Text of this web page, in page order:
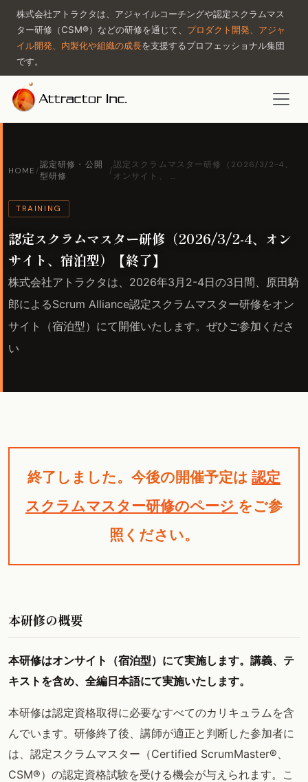
株式会社アトラクタは、アジャイルコーチングや認定スクラムマス
ター研修（CSM®）などの研修を通じて、 プロダクト開発、アジャ
イル開発、内製化や組織の成長を支援するプロフェッショナル集団
です。
HOME /
認定研修・公開
型研修
/
認定スクラムマスター研修（2026/3/2-4、
オンサイト、 …
TRAINING
認定スクラムマスター研修（2026/3/2-4、オン
サイト、宿泊型）【終了】
株式会社アトラクタは、2026年3月2-4日の3日間、原田騎
郎によるScrum Alliance認定スクラムマスター研修をオン
サイト（宿泊型）にて開催いたします。ぜひご参加くださ
い
終了しました。今後の開催予定は 認定
スクラムマスター研修のページ をご参
照ください。
本研修の概要
本研修はオンサイト（宿泊型）にて実施します。講義、テ
キストを含め、全編日本語にて実施いたします。
本研修は認定資格取得に必要なすべてのカリキュラムを含
んでいます。研修終了後、講師が適正と判断した参加者に
は、認定スクラムマスター（Certified ScrumMaster®、
CSM®）の認定資格試験を受ける機会が与えられます。こ